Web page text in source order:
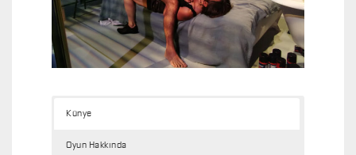
Künye
Oyun Hakkında